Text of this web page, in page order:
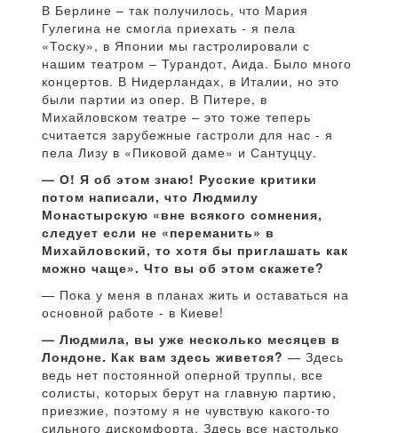
В Берлине – так получилось, что Мария
Гулегина не смогла приехать - я пела
«Тоску», в Японии мы гастролировали с
нашим театром – Турандот, Аида. Было много
концертов. В Нидерландах, в Италии, но это
были партии из опер. В Питере, в
Михайловском театре – это тоже теперь
считается зарубежные гастроли для нас - я
пела Лизу в «Пиковой даме» и Сантуццу.
— О! Я об этом знаю! Русские критики
потом написали, что Людмилу
Монастырскую «вне всякого сомнения,
следует если не «переманить» в
Михайловский, то хотя бы приглашать как
можно чаще». Что вы об этом скажете?
— Пока у меня в планах жить и оставаться на
основной работе - в Киеве!
— Людмила, вы уже несколько месяцев в
Лондоне. Как вам здесь живется? — Здесь
ведь нет постоянной оперной труппы, все
солисты, которых берут на главную партию,
приезжие, поэтому я не чувствую какого-то
сильного дискомфорта. Здесь все настолько